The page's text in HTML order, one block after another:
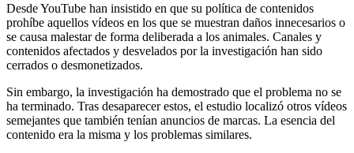
Desde YouTube han insistido en que su política de contenidos
prohíbe aquellos vídeos en los que se muestran daños innecesarios o
se causa malestar de forma deliberada a los animales. Canales y
contenidos afectados y desvelados por la investigación han sido
cerrados o desmonetizados.
Sin embargo, la investigación ha demostrado que el problema no se
ha terminado. Tras desaparecer estos, el estudio localizó otros vídeos
semejantes que también tenían anuncios de marcas. La esencia del
contenido era la misma y los problemas similares.